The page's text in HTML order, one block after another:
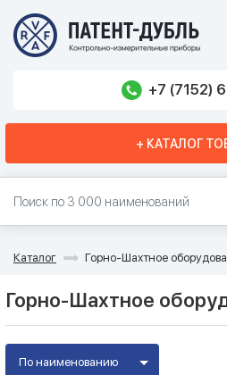
+7 (7152)
+ КАТАЛОГ
Каталог Горно-Шахтное
Горно-Шахтное
По наименованию